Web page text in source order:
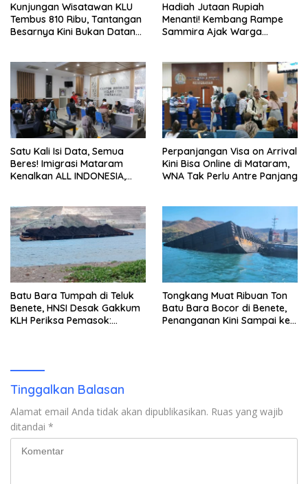
Kunjungan Wisatawan KLU
Tembus 810 Ribu, Tantangan
Besarnya Kini Bukan Datang,
Hadiah Jutaan Rupiah
Menanti! Kembang Rampe
Sammira Ajak Warga
Satu Kali Isi Data, Semua
Beres! Imigrasi Mataram
Kenalkan ALL INDONESIA,
Internasional
Perpanjangan Visa on Arrival
Kini Bisa Online di Mataram,
WNA Tak Perlu Antre Panjang
Batu Bara Tumpah di Teluk
Benete, HNSI Desak Gakkum
KLH Periksa Pemasok:
Tongkang Muat Ribuan Ton
Batu Bara Bocor di Benete,
Penanganan Kini Sampai ke
Tinggalkan Balasan
Alamat email Anda tidak akan dipublikasikan. Ruas yang wajib
ditandai *